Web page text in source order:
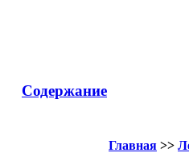
Содержание
Главная >>